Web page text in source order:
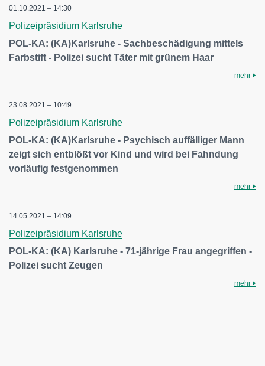
01.10.2021 – 14:30
Polizeipräsidium Karlsruhe
POL-KA: (KA)Karlsruhe - Sachbeschädigung mittels
Farbstift - Polizei sucht Täter mit grünem Haar
mehr
23.08.2021 – 10:49
Polizeipräsidium Karlsruhe
POL-KA: (KA)Karlsruhe - Psychisch auffälliger Mann
zeigt sich entblößt vor Kind und wird bei Fahndung
vorläufig festgenommen
mehr
14.05.2021 – 14:09
Polizeipräsidium Karlsruhe
POL-KA: (KA) Karlsruhe - 71-jährige Frau angegriffen -
Polizei sucht Zeugen
mehr